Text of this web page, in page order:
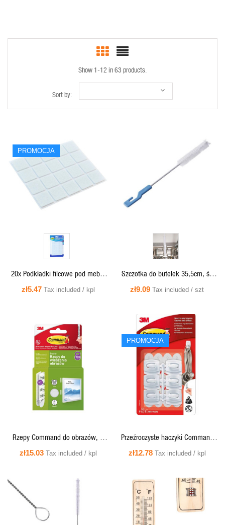
Show 1-12 in 63 products.
Sort by:
PROMOCJA
QUICK VIEW
20x Podkładki filcowe pod meble
krzesło 2,5x2,5cm
zł5.47 Tax included / kpl
QUICK VIEW
Szczotka do butelek 35,5cm, śr.
2,5cm - 710468 Orion
zł9.09 Tax included / szt
QUICK VIEW
Rzepy Command do obrazów, 4
szt., 5kg, 17204
zł15.03 Tax included / kpl
PROMOCJA
QUICK VIEW
Przeźroczyste haczyki Command
225g 17006CLR (6 szt.+8 pasków)
zł12.78 Tax included / kpl
QUICK VIEW QUICK VIEW